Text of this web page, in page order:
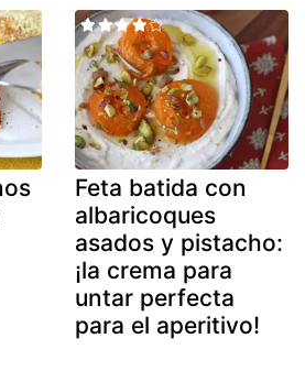
Feta batida con
albaricoques
asados y pistacho:
¡la crema para
untar perfecta
para el aperitivo!